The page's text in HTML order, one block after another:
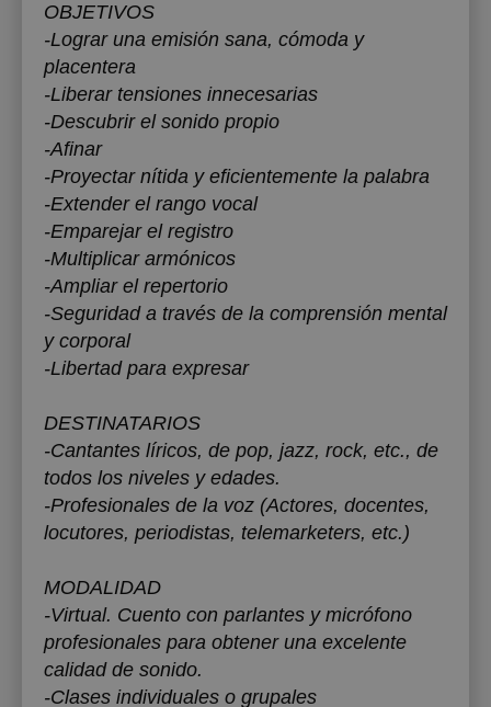
OBJETIVOS
-Lograr una emisión sana, cómoda y
placentera
-Liberar tensiones innecesarias
-Descubrir el sonido propio
-Afinar
-Proyectar nítida y eficientemente la palabra
-Extender el rango vocal
-Emparejar el registro
-Multiplicar armónicos
-Ampliar el repertorio
-Seguridad a través de la comprensión mental
y corporal
-Libertad para expresar
DESTINATARIOS
-Cantantes líricos, de pop, jazz, rock, etc., de
todos los niveles y edades.
-Profesionales de la voz (Actores, docentes,
locutores, periodistas, telemarketers, etc.)
MODALIDAD
-Virtual. Cuento con parlantes y micrófono
profesionales para obtener una excelente
calidad de sonido.
-Clases individuales o grupales